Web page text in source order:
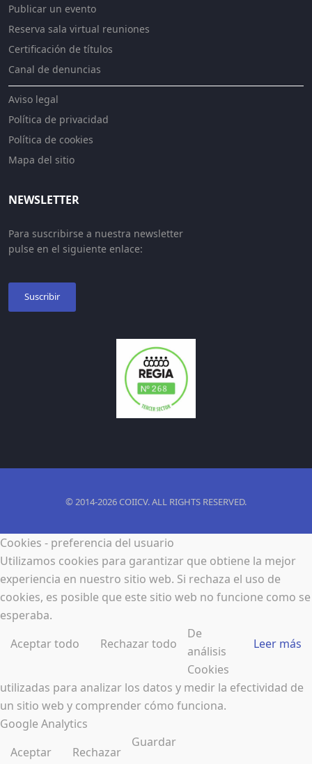
Publicar un evento
Reserva sala virtual reuniones
Certificación de títulos
Canal de denuncias
Aviso legal
Política de privacidad
Política de cookies
Mapa del sitio
NEWSLETTER
Para suscribirse a nuestra newsletter
pulse en el siguiente enlace:
Suscribir
© 2014-2026 COIICV. ALL RIGHTS RESERVED.
Cookies - preferencia del usuario
Utilizamos cookies para garantizar que obtiene la mejor
experiencia en nuestro sitio web. Si rechaza el uso de
cookies, es posible que este sitio web no funcione como se
esperaba.
Aceptar todo
Rechazar todo Leer más
De
análisis
Cookies
utilizadas para analizar los datos y medir la efectividad de
un sitio web y comprender cómo funciona.
Google Analytics
Aceptar
Rechazar
Guardar